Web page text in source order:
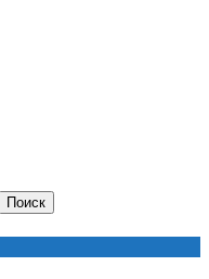
Поиск